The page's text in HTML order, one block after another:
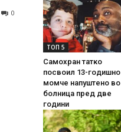
0
ТОП 5
Самохран татко
посвоил 13-годишно
момче напуштено во
болница пред две
години